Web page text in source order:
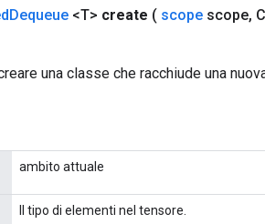
Dequeue <T> create ( scope scope,
una classe che racchiude una
ambito attuale
Il tipo di elementi nel tensore.